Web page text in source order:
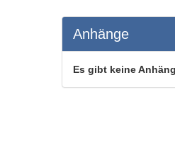
Anhänge
Es gibt keine